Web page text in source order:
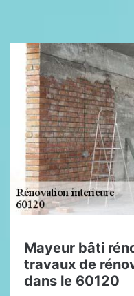
Mayeur bâti
travaux de
dans le 60120